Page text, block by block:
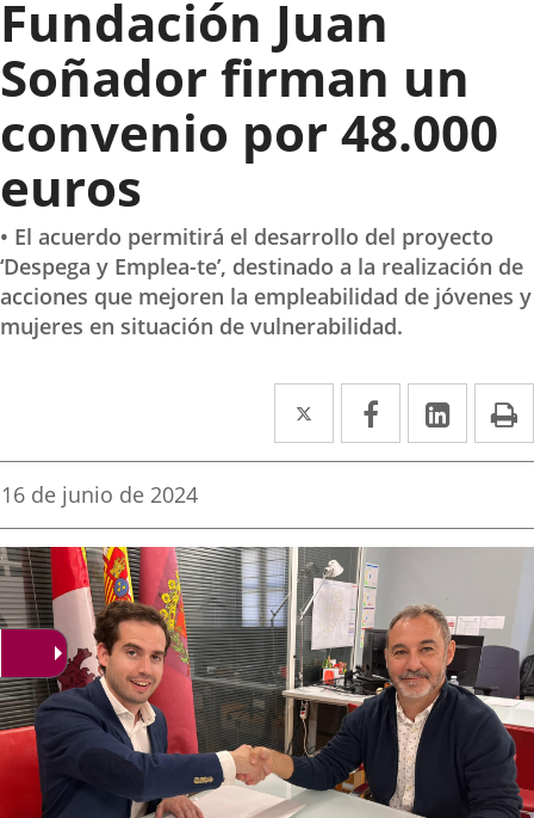
Fundación Juan
Soñador firman un
convenio por 48.000
euros
• El acuerdo permitirá el desarrollo del proyecto
‘Despega y Emplea-te’, destinado a la realización de
acciones que mejoren la empleabilidad de jóvenes y
mujeres en situación de vulnerabilidad.
Twitter
Enlace
a
aplicación
externa.
Facebook
Enlace
a
aplicación
externa.
Enlace
a
Fecha
la
noticia
16 de junio de 2024